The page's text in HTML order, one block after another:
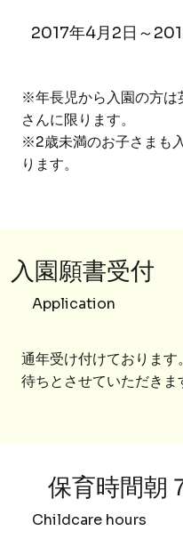
2017年4月2日～
※年長児から入園の方は
さんに限ります。
※2歳未満のお子さまも
ります。
入園願書受付
Application
通年受け付けておりま
待ちとさせていただきま
​保育時間朝
Childcare hours